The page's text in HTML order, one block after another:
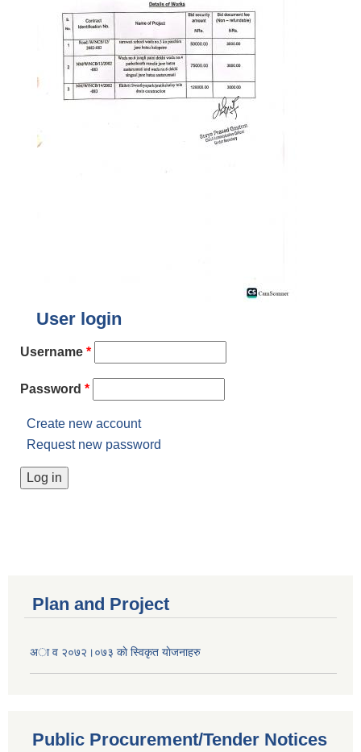
User login
Username *
Password *
Create new account
Request new password
Plan and Project
अा व २०७२।०७३ काे स्विकृत याेजनाहरु
Public Procurement/Tender Notices